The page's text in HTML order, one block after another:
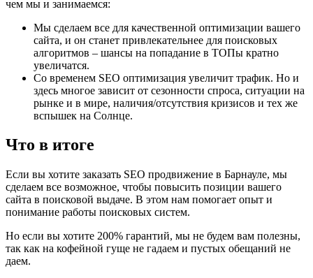
чем мы и занимаемся:
Мы сделаем все для качественной оптимизации вашего
сайта, и он станет привлекательнее для поисковых
алгоритмов – шансы на попадание в ТОПы кратно
увеличатся.
Со временем SEO оптимизация увеличит трафик. Но и
здесь многое зависит от сезонности спроса, ситуации на
рынке и в мире, наличия/отсутствия кризисов и тех же
вспышек на Солнце.
Что в итоге
Если вы хотите заказать SEO продвижение в Барнауле, мы
сделаем все возможное, чтобы повысить позиции вашего
сайта в поисковой выдаче. В этом нам помогает опыт и
понимание работы поисковых систем.
Но если вы хотите 200% гарантий, мы не будем вам полезны,
так как на кофейной гуще не гадаем и пустых обещаний не
даем.